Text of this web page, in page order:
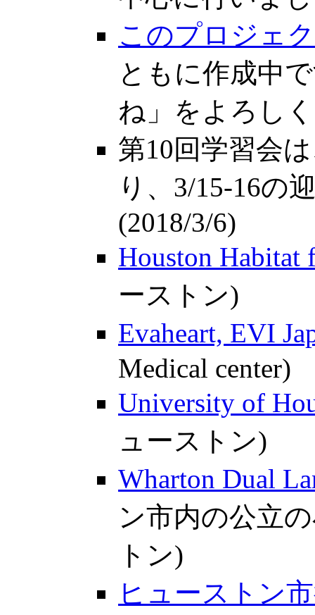
このプロジェ
ともに作成中
ね」をよろし
第10回学習会
り、3/15-16の
(2018/3/6)
Houston Habitat
ーストン)
Evaheart, EVI
Medical center)
University of
ューストン)
Wharton Dual
ン市内の公立
トン)
ヒューストン